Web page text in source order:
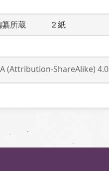
所蔵　　　２紙
(Attribution-ShareAlike) 4.0